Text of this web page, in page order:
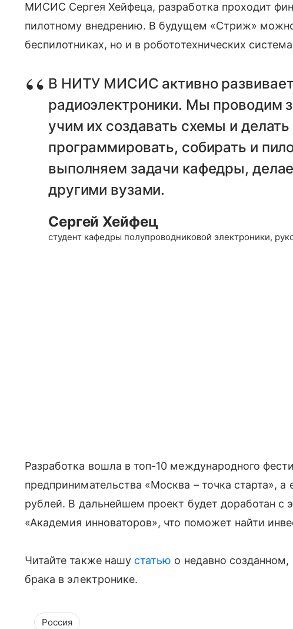
МИСИС Сергея Хейфеца, разработка проходит
пилотному внедрению. В будущем «Стриж»
беспилотниках, но и в робототехнических
В НИТУ МИСИС активно
радиоэлектроники. Мы проводим
учим их создавать схемы и
программировать, собирать и
выполняем задачи кафедры,
другими вузами.
Сергей Хейфец
студент кафедры полупровод­никовой электроники,
Разработка вошла в топ-10 международного
предпринимательства «Москва – точка старта», а
рублей. В дальнейшем проект будет доработан с
«Академия инноваторов», что поможет найти
Читайте также нашу статью о недавно
брака в электронике.
Россия